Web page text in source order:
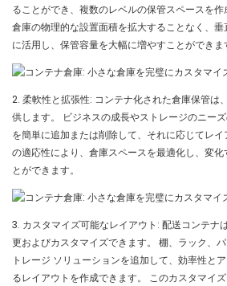
ることができ、複数のレベルの保管スペースを作
倉庫の物理的な設置面積を拡大することなく、
に活用し、保管容量を大幅に増やすことができま
2. 柔軟性と拡張性: コンテナ化された倉庫保管は
供します。 ビジネスの成長やストレージのニー
を簡単に追加または削除して、それに応じてレ
の適応性により、倉庫スペースを最適化し、変
とができます。
3. カスタマイズ可能なレイアウト: 配送コンテナ
更およびカスタマイズできます。 棚、ラック、
トレージ ソリューションを追加して、効率性と
るレイアウトを作成できます。 このカスタマイ